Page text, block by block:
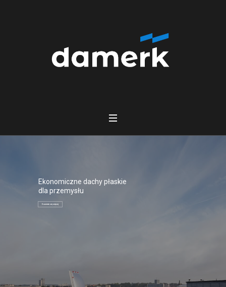
Ekonomiczne dachy płaskie
dla przemysłu
Dowiedz się więcej